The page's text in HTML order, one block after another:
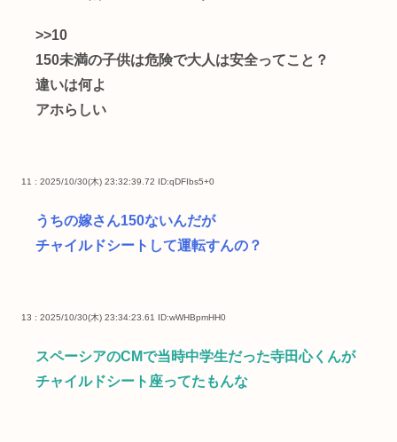
>>10
150未満の子供は危険で大人は安全ってこと？
違いは何よ
アホらしい
11 : 2025/10/30(木) 23:32:39.72 ID:qDFIbs5+0
うちの嫁さん150ないんだが
チャイルドシートして運転すんの？
13 : 2025/10/30(木) 23:34:23.61 ID:wWHBpmHH0
スペーシアのCMで当時中学生だった寺田心くんが
チャイルドシート座ってたもんな